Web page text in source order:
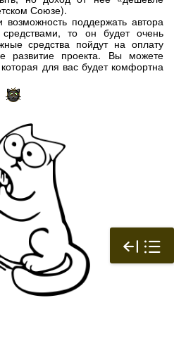
Союзе).
поддержать автора
то он будет очень
средства пойдут на оплату
развитие проекта. Вы можете
для вас будет комфортна